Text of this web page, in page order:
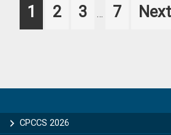
Page
1 Page
2 Page
3
pages
… Page
7
Go
Sidebar
CPCCS 2026